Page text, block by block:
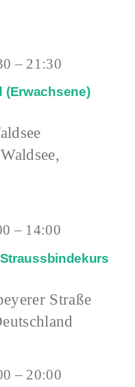
(Erwachsene)
– 21:30
– 14:00
Straße
– 20:00